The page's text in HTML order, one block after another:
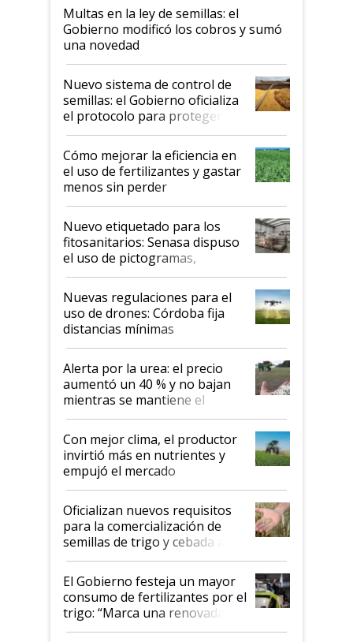
Multas en la ley de semillas: el
Gobierno modificó los cobros y sumó
una novedad
Nuevo sistema de control de
semillas: el Gobierno oficializa
el protocolo para proteger la
propiedad intelectual
Cómo mejorar la eficiencia en
el uso de fertilizantes y gastar
menos sin perder
productividad en la campaña
fina
Nuevo etiquetado para los
fitosanitarios: Senasa dispuso
el uso de pictogramas,
palabras de advertencia e
indicaciones
Nuevas regulaciones para el
uso de drones: Córdoba fija
distancias mínimas
Alerta por la urea: el precio
aumentó un 40 % y no bajan
mientras se mantiene el
conflicto en Medio Oriente
Con mejor clima, el productor
invirtió más en nutrientes y
empujó el mercado
Oficializan nuevos requisitos
para la comercialización de
semillas de trigo y cebada a
granel
El Gobierno festeja un mayor
consumo de fertilizantes por el
trigo: “Marca una renovada
confianza de los productores”